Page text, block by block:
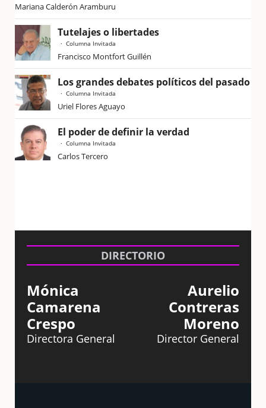
Mariana Calderón Aramburu
Tutelajes o libertades
Columna Invitada
Francisco Montfort Guillén
Los grandes debates políticos del pasado
Columna Invitada
Uriel Flores Aguayo
El poder de definir la verdad
Columna Invitada
Carlos Tercero
DIRECTORIO
Mónica
Camarena
Crespo
Directora General
Aurelio
Contreras
Moreno
Director General